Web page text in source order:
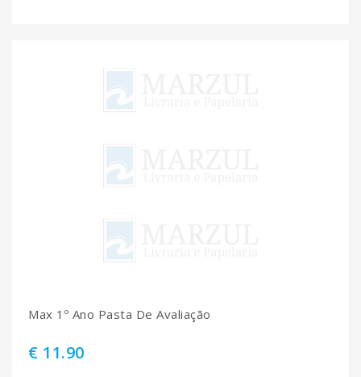
Max 1º Ano Pasta De Avaliação
€ 11.90